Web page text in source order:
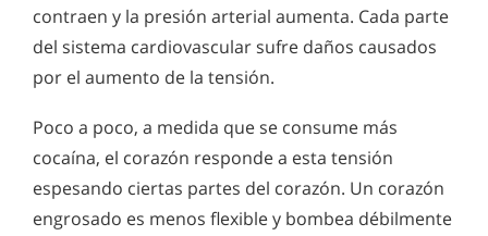
contraen y la presión arterial aumenta. Cada parte
del sistema cardiovascular sufre daños causados
por el aumento de la tensión.
Poco a poco, a medida que se consume más
cocaína, el corazón responde a esta tensión
espesando ciertas partes del corazón. Un corazón
engrosado es menos flexible y bombea débilmente